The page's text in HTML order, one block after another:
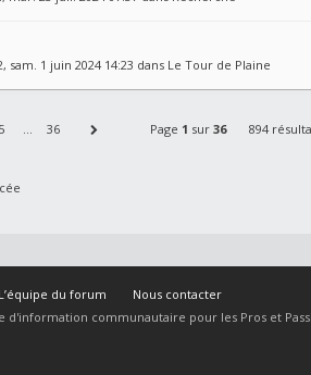
, sam. 1 juin 2024 14:23 dans Le Tour de Plaine
5 … 36 Page 1 sur 36 894
L’équipe du forum Nous contacter
d'information communautaire pour les Pros et